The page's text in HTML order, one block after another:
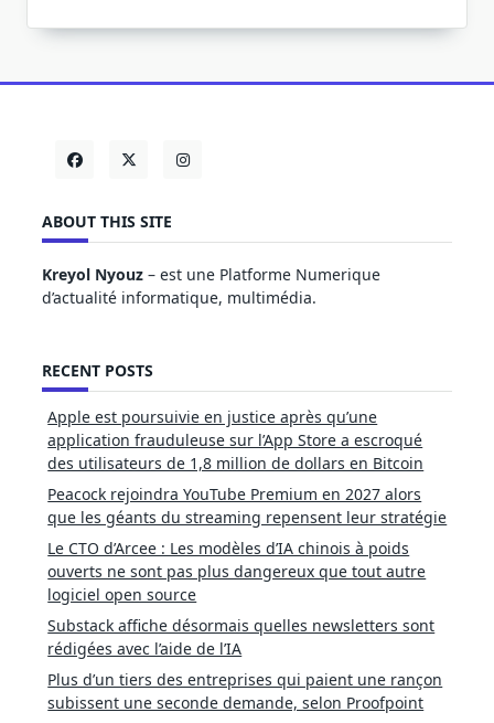
ABOUT THIS SITE
Kreyol Nyouz – est une Platforme Numerique
d’actualité informatique, multimédia.
RECENT POSTS
Apple est poursuivie en justice après qu’une
application frauduleuse sur l’App Store a escroqué
des utilisateurs de 1,8 million de dollars en Bitcoin
Peacock rejoindra YouTube Premium en 2027 alors
que les géants du streaming repensent leur stratégie
Le CTO d’Arcee : Les modèles d’IA chinois à poids
ouverts ne sont pas plus dangereux que tout autre
logiciel open source
Substack affiche désormais quelles newsletters sont
rédigées avec l’aide de l’IA
Plus d’un tiers des entreprises qui paient une rançon
subissent une seconde demande, selon Proofpoint